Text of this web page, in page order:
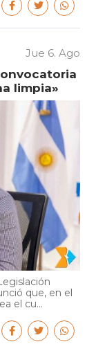
Jue 6. Ago
limpia»
que, en el
el cu...